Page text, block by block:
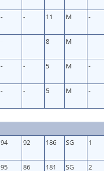
- - 11 M -
- - 8 M -
- - 5 M -
- - 5 M -
94 92 186 SG 1
95 86 181 SG 2